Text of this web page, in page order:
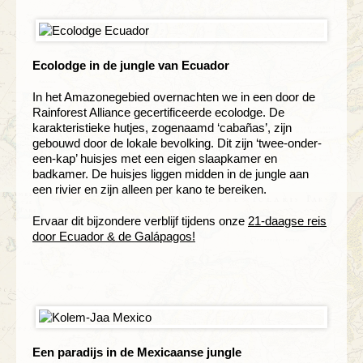
Ecolodge in de jungle van Ecuador
In het Amazonegebied overnachten we in een door de
Rainforest Alliance gecertificeerde ecolodge. De
karakteristieke hutjes, zogenaamd ‘cabañas’, zijn
gebouwd door de lokale bevolking. Dit zijn ‘twee-onder-
een-kap’ huisjes met een eigen slaapkamer en
badkamer. De huisjes liggen midden in de jungle aan
een rivier en zijn alleen per kano te bereiken.
Ervaar dit bijzondere verblijf tijdens onze 21-daagse reis
door Ecuador & de Galápagos!
Een paradijs in de Mexicaanse jungle